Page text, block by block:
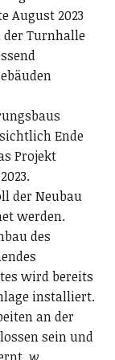
August 2023
der Turnhalle
Ende
Projekt
der Neubau
werden.
des
wird bereits
installiert.
an der
sein und